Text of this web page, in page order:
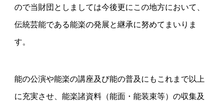
ので当財団としましては今後更にこの地方において、
伝統芸能である能楽の発展と継承に努めてまいりま
す。
能の公演や能楽の講座及び能の普及にもこれまで以上
に充実させ、能楽諸資料（能面・能装束等）の収集及